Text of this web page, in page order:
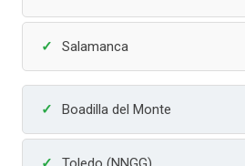
Salamanca
Boadilla del Monte